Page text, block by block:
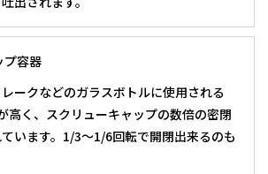
プ容器
ークなどのガラスボトルに使用される
高く、スクリューキャップの数倍の密閉
います。1/3～1/6回転で開閉出来るのも